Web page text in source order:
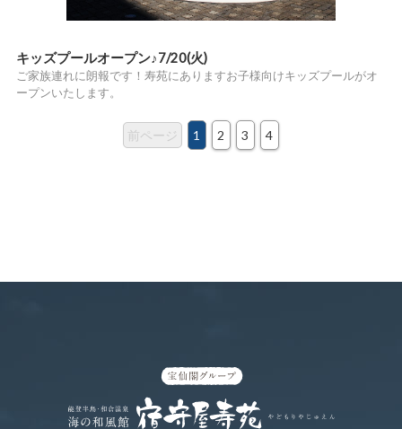
キッズプールオープン♪7/20(火)
ご家族連れに朗報です！寿苑にありますお子様向けキッズプールがオ
ープンいたします。
前ページ 1 2 3 4